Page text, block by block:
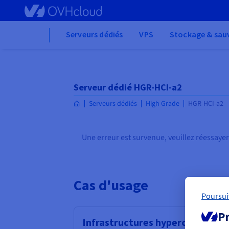
to
Serveurs dédiés VPS Stockage &
Serveur dédié HGR-HCI-a2
Serveurs dédiés High Grade HGR-HCI-a2
Une erreur est survenue, veuillez
Cas d'usage
Infrastructures